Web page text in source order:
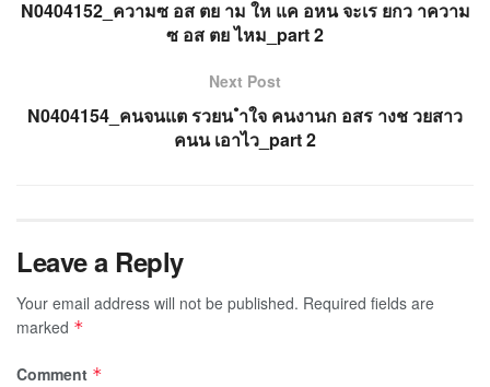
N0404152_ความซ อส ตย าม ให แค อหน จะเร ยกว าความ
ซ อส ตย ไหม_part 2
Next Post
N0404154_คนจนแต รวยน ำใจ คนงานก อสร างช วยสาว
คนน เอาไว_part 2
Leave a Reply
Your email address will not be published. Required fields are
marked *
Comment *